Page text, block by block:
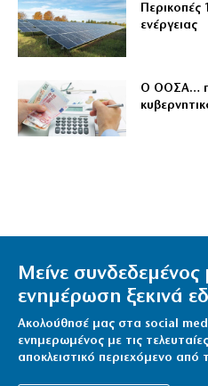
Περικοπές
ενέργειας
Ο ΟΟΣΑ…
Μείνε συνδεδεμένος
ενημέρωση ξεκινά
Ακολούθησέ μας στα social
ενημερωμένος με τις
αποκλειστικό περιεχόμενο από